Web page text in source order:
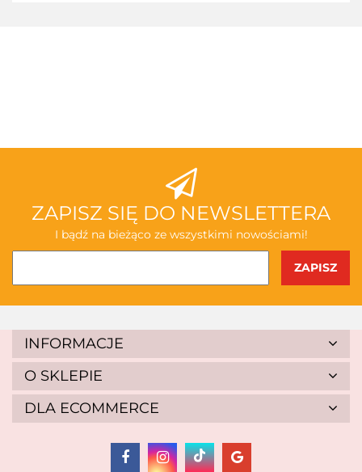
ABAKUS
AKSJOMAT
ALBIS
ZAPISZ SIĘ DO NEWSLETTERA
I bądź na bieżąco ze wszystkimi nowościami!
INFORMACJE
O SKLEPIE
DLA ECOMMERCE